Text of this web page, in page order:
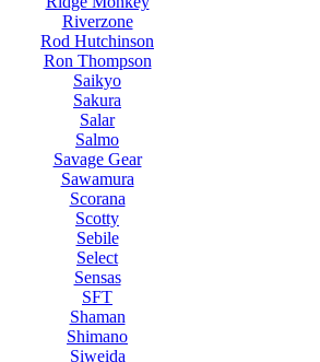
Riverzone
Rod Hutchinson
Ron Thompson
Saikyo
Sakura
Salar
Salmo
Savage Gear
Sawamura
Scorana
Scotty
Sebile
Select
Sensas
SFT
Shaman
Shimano
Siweida